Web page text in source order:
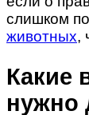
слишком
животных,
Какие
нужно